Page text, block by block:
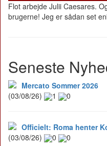
Flot arbejde Julii Caesares.
brugerne! Jeg er sådan set
Seneste
Mercato Sommer 2026
(03/08/26)
1 0
Officielt: Roma henter
(03/08/26)
0 0